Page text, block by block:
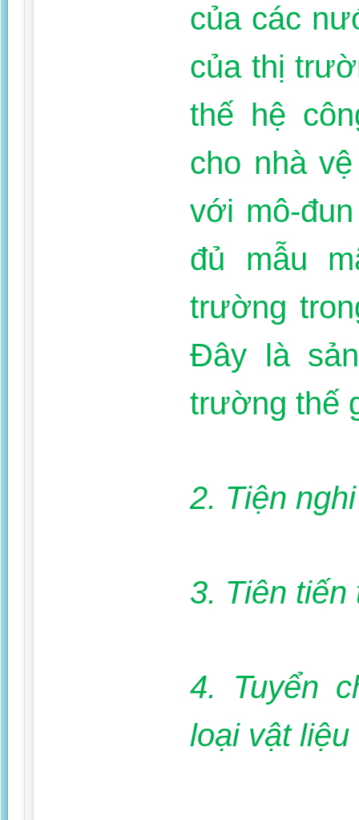
của các
của thị
thế hệ
cho nhà
với mô-
đủ mẫu
trường
Đây là
trường thế
2. Tiện
3. Tiên tiến
4. Tuyển
loại vật liệu